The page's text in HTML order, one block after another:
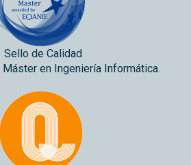
Sello de Calidad
Máster en Ingeniería Informática.